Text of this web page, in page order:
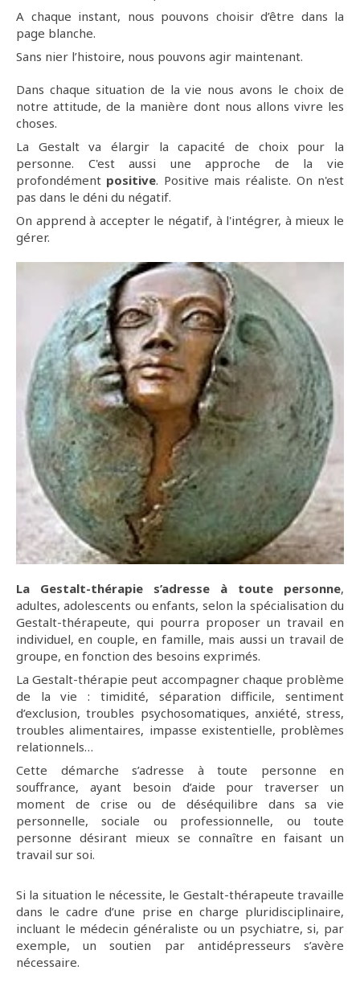
A chaque instant, nous pouvons choisir d’être dans la
page blanche.
Sans nier l’histoire, nous pouvons agir maintenant.
Dans chaque situation de la vie nous avons le choix de
notre attitude, de la manière dont nous allons vivre les
choses.
La Gestalt va élargir la capacité de choix pour la
personne. C'est aussi une approche de la vie
profondément positive. Positive mais réaliste. On n'est
pas dans le déni du négatif.
On apprend à accepter le négatif, à l'intégrer, à mieux le
gérer.
La Gestalt-thérapie s’adresse à toute personne,
adultes, adolescents ou enfants, selon la spécialisation du
Gestalt-thérapeute, qui pourra proposer un travail en
individuel, en couple, en famille, mais aussi un travail de
groupe, en fonction des besoins exprimés.
La Gestalt-thérapie peut accompagner chaque problème
de la vie : timidité, séparation difficile, sentiment
d’exclusion, troubles psychosomatiques, anxiété, stress,
troubles alimentaires, impasse existentielle, problèmes
relationnels…
Cette démarche s’adresse à toute personne en
souffrance, ayant besoin d’aide pour traverser un
moment de crise ou de déséquilibre dans sa vie
personnelle, sociale ou professionnelle, ou toute
personne désirant mieux se connaître en faisant un
travail sur soi.
Si la situation le nécessite, le Gestalt-thérapeute travaille
dans le cadre d’une prise en charge pluridisciplinaire,
incluant le médecin généraliste ou un psychiatre, si, par
exemple, un soutien par antidépresseurs s’avère
nécessaire.